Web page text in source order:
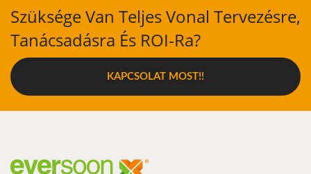
Szüksége Van Teljes Vonal Tervezésre,
Tanácsadásra És ROI-Ra?
KAPCSOLAT MOST!!